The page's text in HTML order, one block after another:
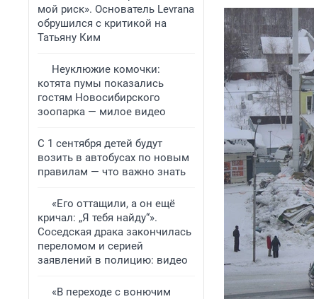
мой риск». Основатель Levrana
обрушился с критикой на
Татьяну Ким
Неуклюжие комочки:
котята пумы показались
гостям Новосибирского
зоопарка — милое видео
С 1 сентября детей будут
возить в автобусах по новым
правилам — что важно знать
«Его оттащили, а он ещё
кричал: „Я тебя найду“».
Соседская драка закончилась
переломом и серией
заявлений в полицию: видео
«В переходе с вонючим